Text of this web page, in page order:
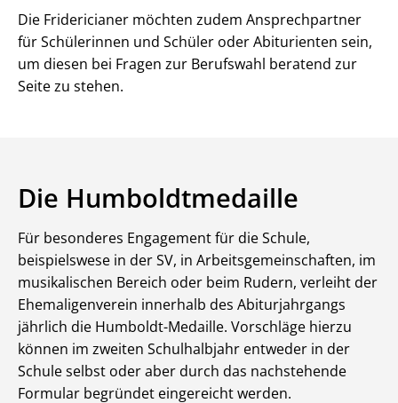
Die Fridericianer möchten zudem Ansprechpartner
für Schülerinnen und Schüler oder Abiturienten sein,
um diesen bei Fragen zur Berufswahl beratend zur
Seite zu stehen.
Die Humboldtmedaille
Für besonderes Engagement für die Schule,
beispielswese in der SV, in Arbeitsgemeinschaften, im
musikalischen Bereich oder beim Rudern, verleiht der
Ehemaligenverein innerhalb des Abiturjahrgangs
jährlich die Humboldt-Medaille. Vorschläge hierzu
können im zweiten Schulhalbjahr entweder in der
Schule selbst oder aber durch das nachstehende
Formular begründet eingereicht werden.